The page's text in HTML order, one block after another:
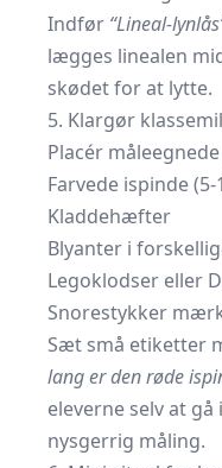
Indfør “Lineal-
lægges linealen
skødet for at lytte.
5. Klargør
Placér
Farvede ispinde (5-
Kladdehæfter
Blyanter i
Legoklodser eller
Snorestykker
Sæt små etiketter
lang er den røde
eleverne selv at
nysgerrig måling.